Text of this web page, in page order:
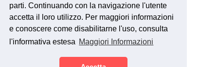
parti. Continuando con la navigazione l'utente
accetta il loro utilizzo. Per maggiori informazioni
e conoscere come disabilitarne l'uso, consulta
l'informativa estesa Maggiori Informazioni